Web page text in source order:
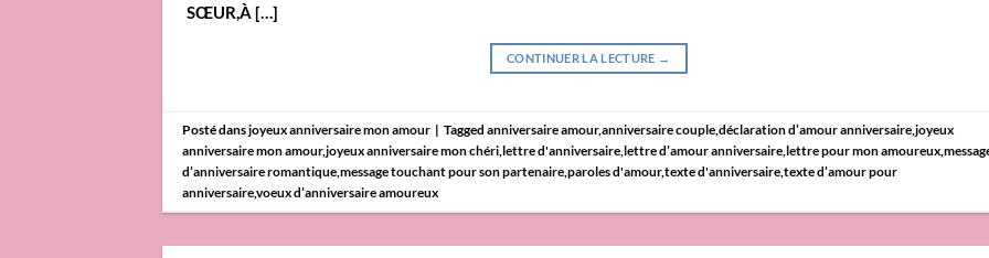
SŒUR,À […]
CONTINUER LA LECTURE →
Posté dansjoyeux anniversaire mon amour | Tagged anniversaire amour,anniversaire couple, déclaration d’amour anniversaire, joyeux
anniversaire mon amour,joyeux anniversaire mon chéri, lettre d'anniversaire, lettre d’amour anniversaire, lettre pour mon amoureux,
d’anniversaire romantique, message touchant pour son partenaire, paroles d'amour,texte d'anniversaire, texte d’amour pour
anniversaire,voeux d’anniversaire amoureux